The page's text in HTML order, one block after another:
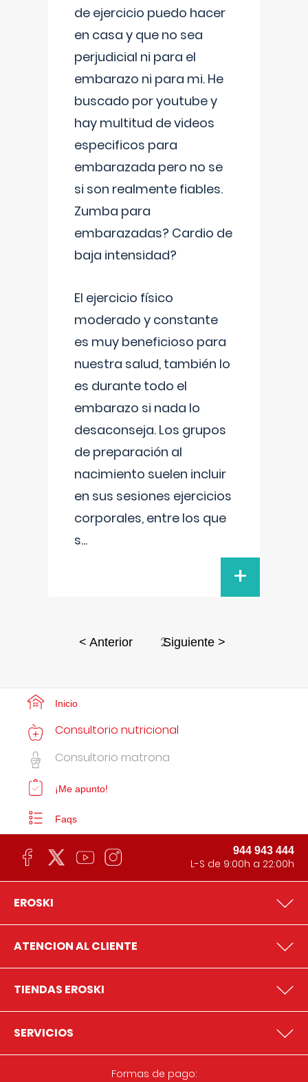
de ejercicio puedo hacer
en casa y que no sea
perjudicial ni para el
embarazo ni para mi. He
buscado por youtube y
hay multitud de videos
especificos para
embarazada pero no se
si son realmente fiables.
Zumba para
embarazadas? Cardio de
baja intensidad?
El ejercicio físico
moderado y constante
es muy beneficioso para
nuestra salud, también lo
es durante todo el
embarazo si nada lo
desaconseja. Los grupos
de preparación al
nacimiento suelen incluir
en sus sesiones ejercicios
corporales, entre los que
s...
+
< Anterior 2Siguiente >
Inicio
Consultorio nutricional
Consultorio matrona
¡Me apunto!
Faqs
944 943 444
L-S de 9:00h a 22:00h
EROSKI
ATENCION AL CLIENTE
TIENDAS EROSKI
SERVICIOS
Formas de pago: